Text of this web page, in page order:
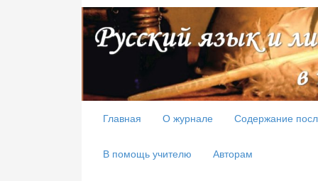
Главная О журнале Содержание
В помощь учителю Авторам